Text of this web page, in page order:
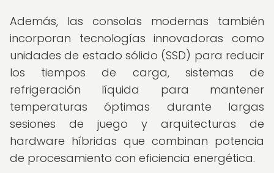
Además, las consolas modernas también
incorporan tecnologías innovadoras como
unidades de estado sólido (SSD) para reducir
los tiempos de carga, sistemas de
refrigeración líquida para mantener
temperaturas óptimas durante largas
sesiones de juego y arquitecturas de
hardware híbridas que combinan potencia
de procesamiento con eficiencia energética.